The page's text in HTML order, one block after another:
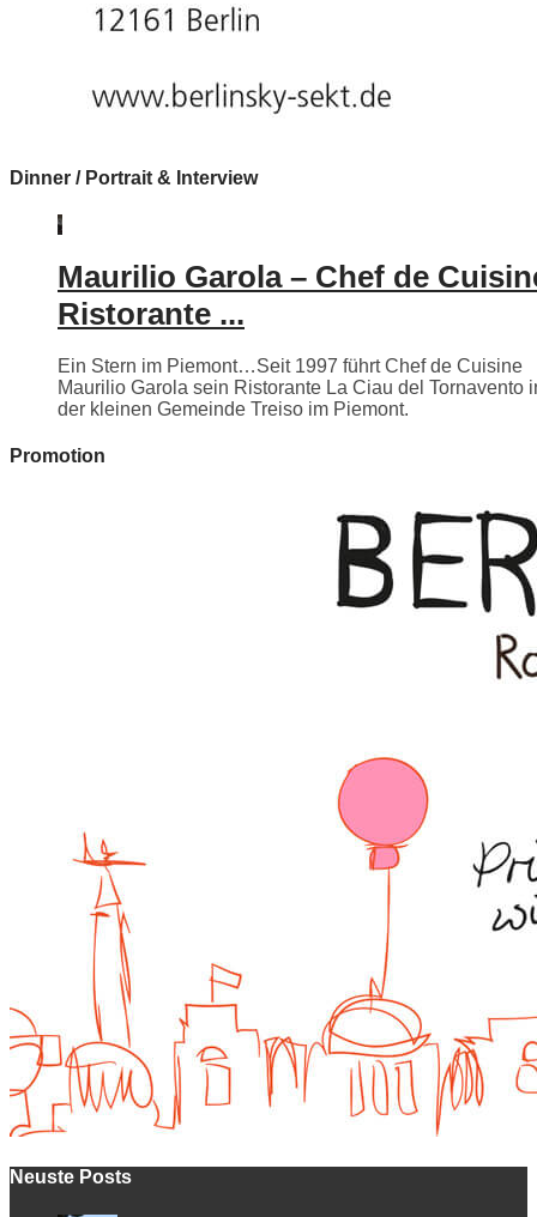
Dinner / Portrait & Interview
Maurilio Garola – Chef de
Ristorante ...
Ein Stern im Piemont…Seit 1997 führt Chef de Cuisine
Maurilio Garola sein Ristorante La Ciau del Tornavento
der kleinen Gemeinde Treiso im Piemont.
Promotion
Neuste Posts